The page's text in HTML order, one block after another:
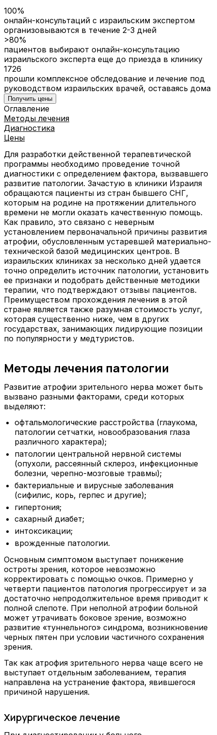
100%
онлайн-консультаций с израильским экспертом
организовываются в течение 2-3 дней
>80%
пациентов выбирают онлайн-консультацию
израильского эксперта еще до приезда в клинику
1726
прошли комплексное обследование и лечение под
руководством израильских врачей, оставаясь дома
Получить цены
Оглавление
Методы лечения
Диагностика
Цены
Для разработки действенной терапевтической
программы необходимо проведение точной
диагностики с определением фактора, вызвавшего
развитие патологии. Зачастую в клиники Израиля
обращаются пациенты из стран бывшего СНГ,
которым на родине на протяжении длительного
времени не могли оказать качественную помощь.
Как правило, это связано с неверным
установлением первоначальной причины развития
атрофии, обусловленным устаревшей материально-
технической базой медицинских центров. В
израильских клиниках за несколько дней удается
точно определить источник патологии, установить
ее признаки и подобрать действенные методики
терапии, что подтверждают отзывы пациентов.
Преимуществом прохождения лечения в этой
стране является также разумная стоимость услуг,
которая существенно ниже, чем в других
государствах, занимающих лидирующие позиции
по популярности у медтуристов.
Методы лечения патологии
Развитие атрофии зрительного нерва может быть
вызвано разными факторами, среди которых
выделяют:
офтальмологические расстройства (глаукома,
патологии сетчатки, новообразования глаза
различного характера);
патологии центральной нервной системы
(опухоли, рассеянный склероз, инфекционные
болезни, черепно-мозговые травмы);
бактериальные и вирусные заболевания
(сифилис, корь, герпес и другие);
гипертония;
сахарный диабет;
интоксикации;
врожденные патологии.
Основным симптомом выступает понижение
остроты зрения, которое невозможно
корректировать с помощью очков. Примерно у
четверти пациентов патология прогрессирует и за
достаточно непродолжительное время приводит к
полной слепоте. При неполной атрофии больной
может утрачивать боковое зрение, возможно
развитие «туннельного» синдрома, возникновение
черных пятен при условии частичного сохранения
зрения.
Так как атрофия зрительного нерва чаще всего не
выступает отдельным заболеванием, терапия
направлена на устранение фактора, явившегося
причиной нарушения.
Хирургическое лечение